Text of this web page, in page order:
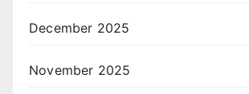
December 2025
November 2025